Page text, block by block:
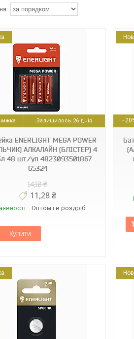
Залишилось 26 днів
ENERLIGHT MEGA POWER
АЛКАЛАЙН (БЛІСТЕР) 4
48 шт./уп 4823093501867
65324
14,10 ₴
11,28 ₴
Оптом і в роздріб
Купити